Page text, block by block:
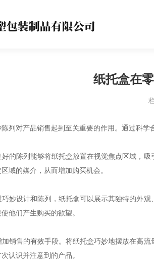
纸托盒在
列对产品销售起到至关重要的作用。通过科
的陈列能够将纸托盒放置在视觉焦点区域，
域的媒介，从而增加购买机会。
妙设计和陈列，纸托盒可以展示其独特的外
他们产生购买的欲望。
销售的有效手段。将纸托盒巧妙地摆放在高
认识并注意到的产品。